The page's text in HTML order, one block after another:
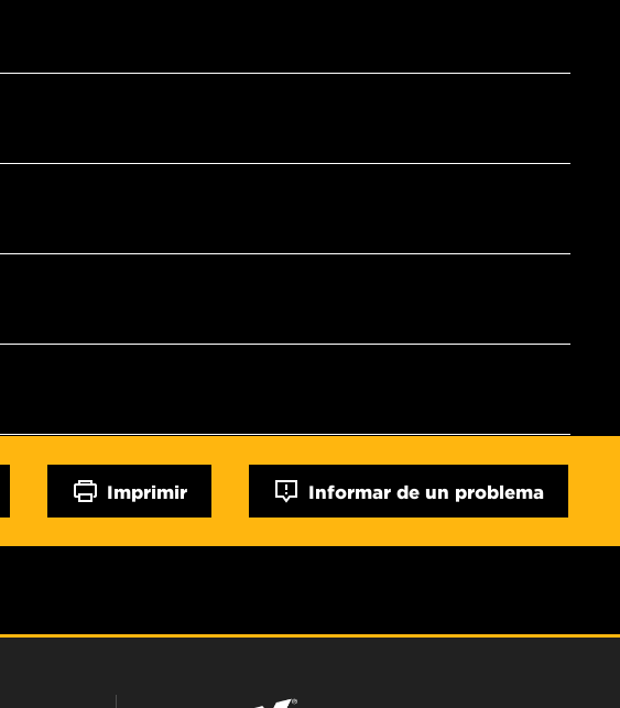
Imprimir Informar de un problema